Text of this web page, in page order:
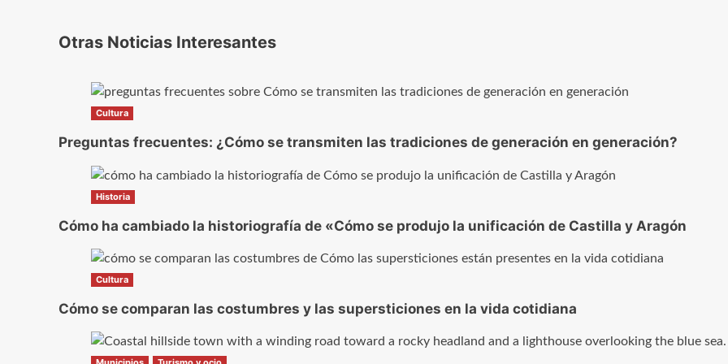
Otras Noticias Interesantes
Cultura
Preguntas frecuentes: ¿Cómo se transmiten las tradiciones de generación en generación?
Historia
Cómo ha cambiado la historiografía de «Cómo se produjo la unificación de Castilla y Aragón
Cultura
Cómo se comparan las costumbres y las supersticiones en la vida cotidiana